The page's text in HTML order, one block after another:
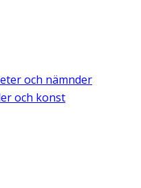
och nämnder
och konst